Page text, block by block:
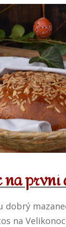
první
dobrý
na